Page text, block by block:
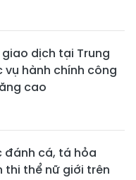
dịch tại Trung
vụ hành chính công
cao
đánh cá, tá hỏa
thi thể nữ giới trên